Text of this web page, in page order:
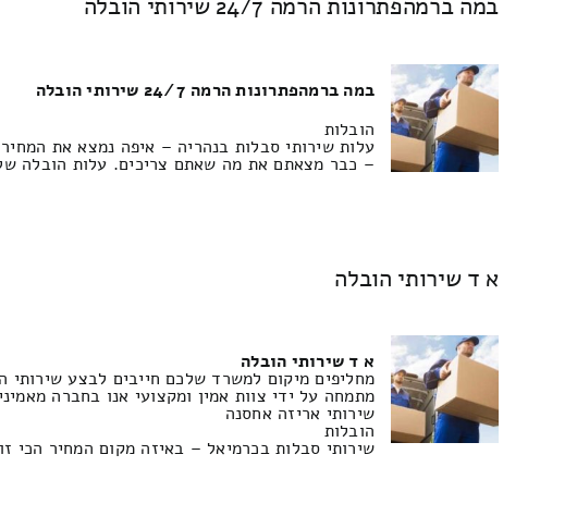
במה ברמהפתרונות הרמה 24/7 שירותי הובלה
במה ברמהפתרונות הרמה 24/7 שירותי הובלה
הובלות
עלות שירותי סבלות בנהריה – איפה נמצא את
– כבר מצאתם את מה שאתם צריכים. עלות הובלה
א ד שירותי הובלה
א ד שירותי הובלה
מחליפים מיקום למשרד שלכם חייבים לבצע שירותי
מתמחה על ידי צוות אמין ומקצועי אנו בחברה
שירותי אריזה אחסנה
הובלות
שירותי סבלות בכרמיאל – באיזה מקום המחיר